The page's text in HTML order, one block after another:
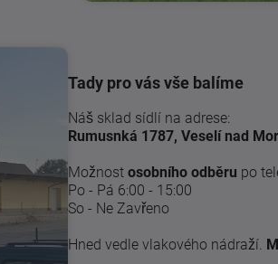
Tady pro vás vše balíme
Náš sklad sídlí na adrese:
Rumusnká 1787, Veselí nad
Možnost osobního odběru po
Po - Pá 6:00 - 15:00
So - Ne Zavřeno
Hned vedle vlakového nádraží.